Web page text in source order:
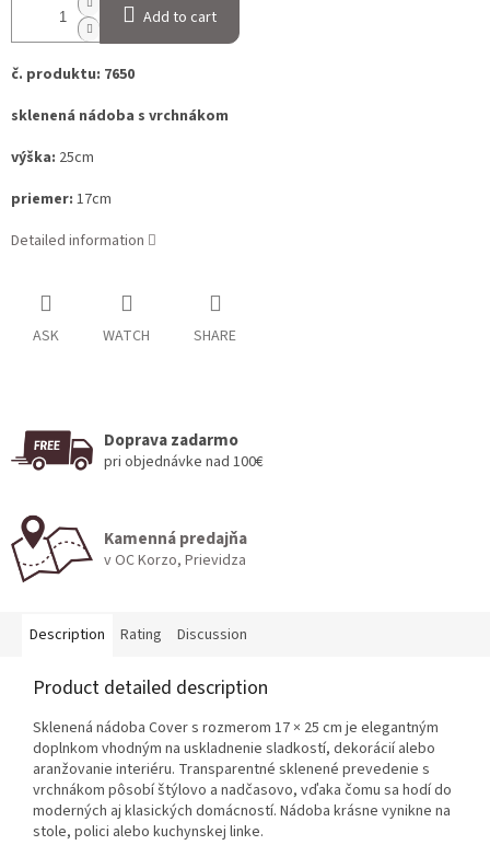
Add to cart
č. produktu: 7650
sklenená nádoba s vrchnákom
výška: 25cm
priemer: 17cm
Detailed information
ASK WATCH SHARE
Doprava zadarmo
pri objednávke nad 100€
Kamenná predajňa
v OC Korzo, Prievidza
Description Rating Discussion
Product detailed description
Sklenená nádoba Cover s rozmerom 17 × 25 cm je elegantným
doplnkom vhodným na uskladnenie sladkostí, dekorácií alebo
aranžovanie interiéru. Transparentné sklenené prevedenie s
vrchnákom pôsobí štýlovo a nadčasovo, vďaka čomu sa hodí do
moderných aj klasických domácností. Nádoba krásne vynikne na
stole, polici alebo kuchynskej linke.